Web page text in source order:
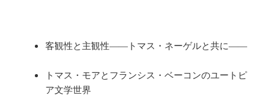
客観性と主観性――トマス・ネーゲルと共に――
トマス・モアとフランシス・ベーコンのユートピ
ア文学世界